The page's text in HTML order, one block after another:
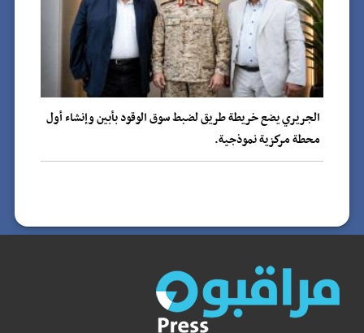
الجريري يضع خريطة طريق لضبط سوق الوقود بأبين وإنشاء أول
محطة مركزية نموذجية.